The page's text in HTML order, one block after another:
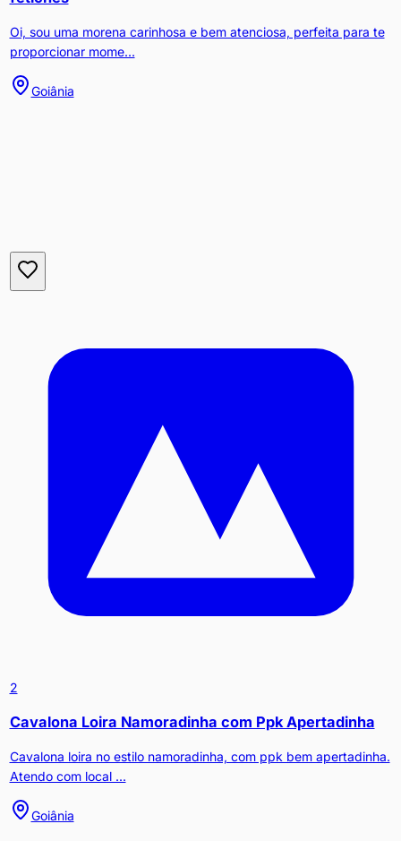
Oi, sou uma morena carinhosa e bem atenciosa, perfeita para te
proporcionar mome...
Goiânia
2
Cavalona Loira Namoradinha com Ppk Apertadinha
Cavalona loira no estilo namoradinha, com ppk bem apertadinha.
Atendo com local ...
Goiânia